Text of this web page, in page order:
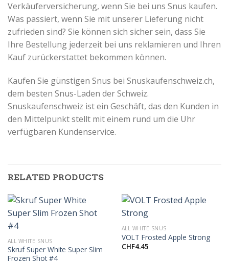
Verkäuferversicherung, wenn Sie bei uns Snus kaufen.
Was passiert, wenn Sie mit unserer Lieferung nicht
zufrieden sind? Sie können sich sicher sein, dass Sie
Ihre Bestellung jederzeit bei uns reklamieren und Ihren
Kauf zurückerstattet bekommen können.
Kaufen Sie günstigen Snus bei Snuskaufenschweiz.ch,
dem besten Snus-Laden der Schweiz.
Snuskaufenschweiz istein Geschäft, das den Kunden in
den Mittelpunkt stellt mit einem rund um die Uhr
verfügbaren Kundenservice.
RELATED PRODUCTS
ALL WHITE SNUS
Skruf Super White Super Slim
Frozen Shot #4
ALL WHITE SNUS
VOLT Frosted Apple Strong
CHF4.45